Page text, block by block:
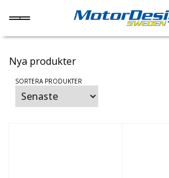
Nya produkter
SORTERA PRODUKTER